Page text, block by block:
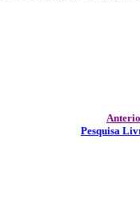
Pesquisa